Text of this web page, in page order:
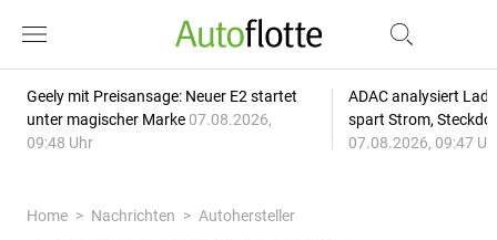
Geely mit Preisansage: Neuer E2 startet
unter magischer Marke 07.08.2026,
09:48 Uhr
ADAC analysiert
spart Strom,
07.08.2026, 09:47
Home Nachrichten
Autohersteller